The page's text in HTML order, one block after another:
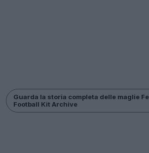
Guarda la storia completa delle maglie
Football Kit Archive